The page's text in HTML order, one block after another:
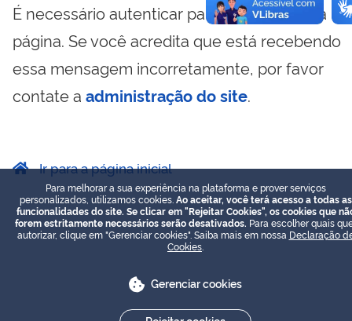
É necessário autenticar para visualizar essa
página. Se você acredita que está recebendo
essa mensagem incorretamente, por favor
contate a administração do site.
Ir para a página inicial
Para melhorar a sua experiência na plataforma e prover serviços
personalizados, utilizamos cookies. Ao aceitar, você terá acesso a todas as
funcionalidades do site. Se clicar em "Rejeitar Cookies", os cookies que
forem estritamente necessários serão desativados. Para escolher quais
autorizar, clique em "Gerenciar cookies". Saiba mais em nossa Declaração
Cookies
Gerenciar cookies